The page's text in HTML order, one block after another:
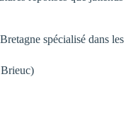
spécialisé dans les